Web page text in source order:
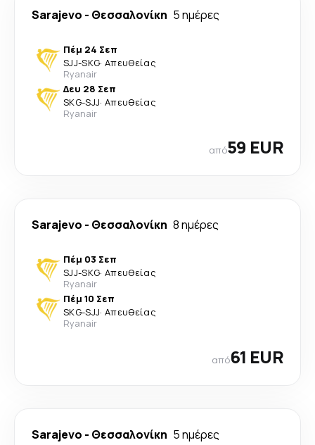
Sarajevo - Θεσσαλονίκη 5 ημέρες
Πέμ 24 Σεπ
SJJ-SKG· Απευθείας
Ryanair
Δευ 28 Σεπ
SKG-SJJ· Απευθείας
Ryanair
από59 EUR
Sarajevo - Θεσσαλονίκη 8 ημέρες
Πέμ 03 Σεπ
SJJ-SKG· Απευθείας
Ryanair
Πέμ 10 Σεπ
SKG-SJJ· Απευθείας
Ryanair
από61 EUR
Sarajevo - Θεσσαλονίκη 5 ημέρες